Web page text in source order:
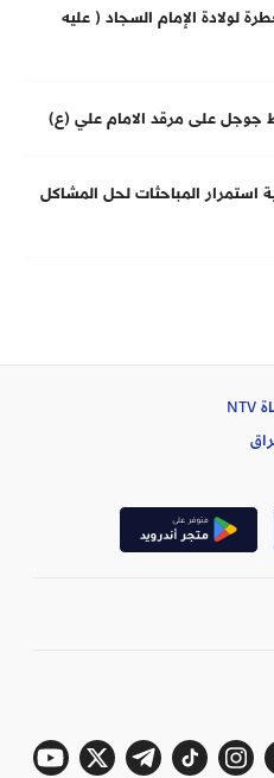
لولادة الإمام السجاد ( عليه
جوجل على مرقد الامام علي (ع)
استمرار المباحثات لحل المشاكل